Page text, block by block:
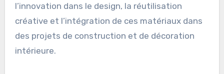
l’innovation dans le design, la réutilisation
créative et l’intégration de ces matériaux dans
des projets de construction et de décoration
intérieure.